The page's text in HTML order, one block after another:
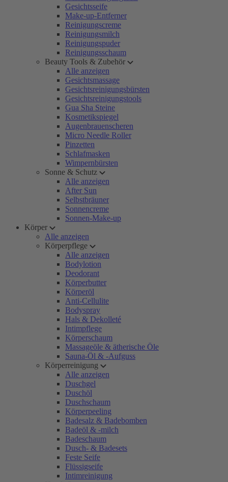
Gesichtsseife
Make-up-Entferner
Reinigungscreme
Reinigungsmilch
Reinigungspuder
Reinigungsschaum
Beauty Tools & Zubehör
Alle anzeigen
Gesichtsmassage
Gesichtsreinigungsbürsten
Gesichtsreinigungstools
Gua Sha Steine
Kosmetikspiegel
Augenbrauenscheren
Micro Needle Roller
Pinzetten
Schlafmasken
Wimpernbürsten
Sonne & Schutz
Alle anzeigen
After Sun
Selbstbräuner
Sonnencreme
Sonnen-Make-up
Körper
Alle anzeigen
Körperpflege
Alle anzeigen
Bodylotion
Deodorant
Körperbutter
Körperöl
Anti-Cellulite
Bodyspray
Hals & Dekolleté
Intimpflege
Körperschaum
Massageöle & ätherische Öle
Sauna-Öl & -Aufguss
Körperreinigung
Alle anzeigen
Duschgel
Duschöl
Duschschaum
Körperpeeling
Badesalz & Badebomben
Badeöl & -milch
Badeschaum
Dusch- & Badesets
Feste Seife
Flüssigseife
Intimreinigung